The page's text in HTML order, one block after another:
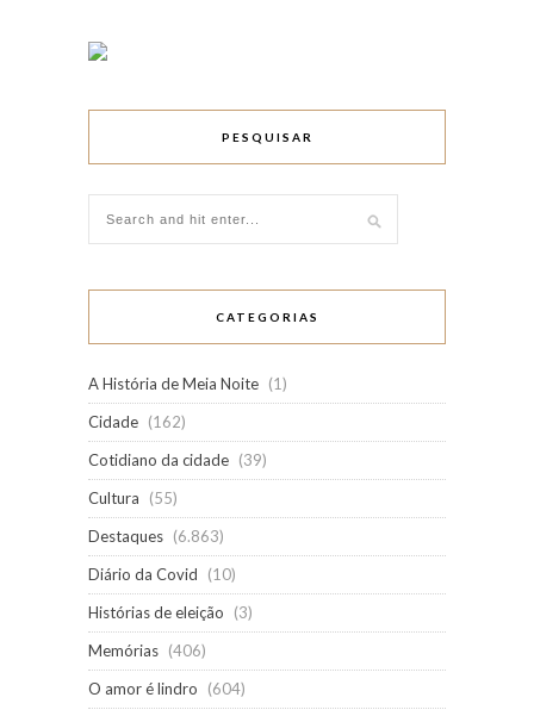
PESQUISAR
CATEGORIAS
A História de Meia Noite (1)
Cidade (162)
Cotidiano da cidade (39)
Cultura
(55)
Destaques (6.863)
Diário da Covid
(10)
Histórias de eleição
(3)
Memórias (406)
O amor é lindro
(604)